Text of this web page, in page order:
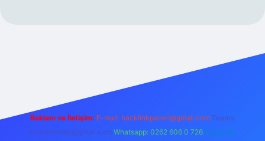
Reklam ve İletişim: E-mail: backlinkpaneli@gmail.com Teams:
forumhizmeti@gmail.com Whatsapp: 0262 606 0 726 Telegram: